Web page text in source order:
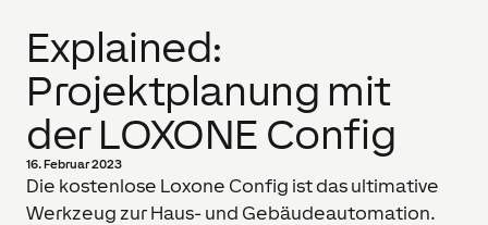
Explained:
Projektplanung mit
der LOXONE Config
16. Februar 2023
Die kostenlose Loxone Config ist das ultimative
Werkzeug zur Haus- und Gebäudeautomation.